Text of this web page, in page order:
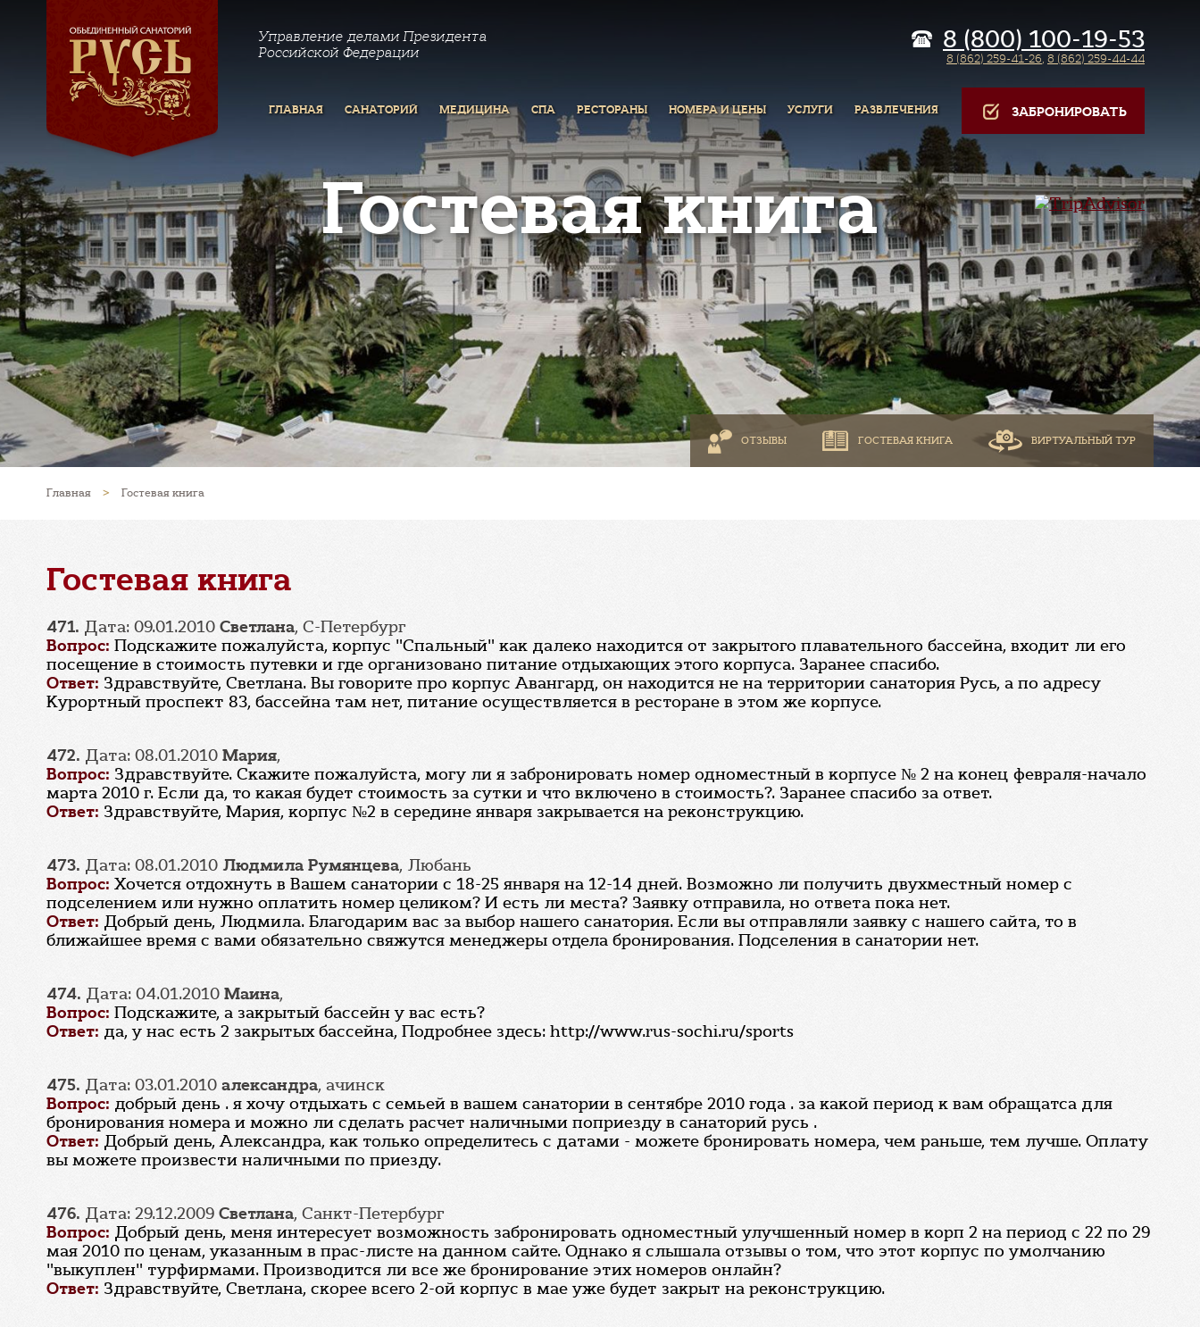
Управление делами Президента
Российской Федерации
8 (800) 100-19-53
8 (862) 259-41-26, 8 (862) 259-44-44
ГЛАВНАЯ САНАТОРИЙ МЕДИЦИНА СПА РЕСТОРАНЫ НОМЕРА И ЦЕНЫ УСЛУГИ РАЗВЛЕЧЕНИЯ ЗАБРОНИРОВАТЬ
Гостевая книга
ОТЗЫВЫ ГОСТЕВАЯ КНИГА ВИРТУАЛЬНЫЙ ТУР
Главная > Гостевая книга
Гостевая книга
471. Дата: 09.01.2010 Светлана, С-Петербург
Вопрос: Подскажите пожалуйста, корпус "Спальный" как далеко находится от закрытого плавательного бассейна, входит ли его
посещение в стоимость путевки и где организовано питание отдыхающих этого корпуса. Заранее спасибо.
Ответ: Здравствуйте, Светлана. Вы говорите про корпус Авангард, он находится не на территории санатория Русь, а по адресу
Курортный проспект 83, бассейна там нет, питание осуществляется в ресторане в этом же корпусе.
472. Дата: 08.01.2010 Мария,
Вопрос: Здравствуйте. Скажите пожалуйста, могу ли я забронировать номер одноместный в корпусе № 2 на конец февраля-начало
марта 2010 г. Если да, то какая будет стоимость за сутки и что включено в стоимость?. Заранее спасибо за ответ.
Ответ: Здравствуйте, Мария, корпус №2 в середине января закрывается на реконструкцию.
473. Дата: 08.01.2010 Людмила Румянцева, Любань
Вопрос: Хочется отдохнуть в Вашем санатории с 18-25 января на 12-14 дней. Возможно ли получить двухместный номер с
подселением или нужно оплатить номер целиком? И есть ли места? Заявку отправила, но ответа пока нет.
Ответ: Добрый день, Людмила. Благодарим вас за выбор нашего санатория. Если вы отправляли заявку с нашего сайта, то в
ближайшее время с вами обязательно свяжутся менеджеры отдела бронирования. Подселения в санатории нет.
474. Дата: 04.01.2010 Маина,
Вопрос: Подскажите, а закрытый бассейн у вас есть?
Ответ: да, у нас есть 2 закрытых бассейна, Подробнее здесь: http://www.rus-sochi.ru/sports
475. Дата: 03.01.2010 александра, ачинск
Вопрос: добрый день . я хочу отдыхать с семьей в вашем санатории в сентябре 2010 года . за какой период к вам обращатса для
бронирования номера и можно ли сделать расчет наличными поприезду в санаторий русь .
Ответ: Добрый день, Александра, как только определитесь с датами - можете бронировать номера, чем раньше, тем лучше. Оплату
вы можете произвести наличными по приезду.
476. Дата: 29.12.2009 Светлана, Санкт-Петербург
Вопрос: Добрый день, меня интересует возможность забронировать одноместный улучшенный номер в корп 2 на период с 22 по 29
мая 2010 по ценам, указанным в прас-листе на данном сайте. Однако я слышала отзывы о том, что этот корпус по умолчанию
"выкуплен" турфирмами. Производится ли все же бронирование этих номеров онлайн?
Ответ: Здравствуйте, Светлана, скорее всего 2-ой корпус в мае уже будет закрыт на реконструкцию.